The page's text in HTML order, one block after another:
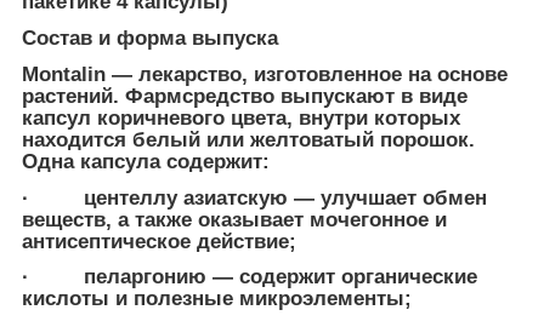
Состав и форма выпуска
Montalin — лекарство, изготовленное на основе
растений. Фармсредство выпускают в виде
капсул коричневого цвета, внутри которых
находится белый или желтоватый порошок.
Одна капсула содержит:
· центеллу азиатскую — улучшает обмен
веществ, а также оказывает мочегонное и
антисептическое действие;
· пеларгонию — содержит органические
кислоты и полезные микроэлементы;